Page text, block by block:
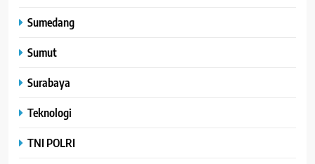
Sumedang
Sumut
Surabaya
Teknologi
TNI POLRI